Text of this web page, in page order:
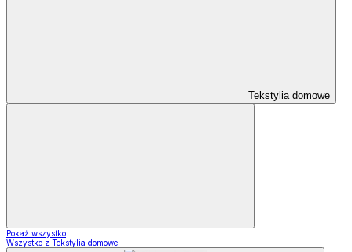
Tekstylia domowe
Pokaż wszystko
Wszystko z Tekstylia domowe